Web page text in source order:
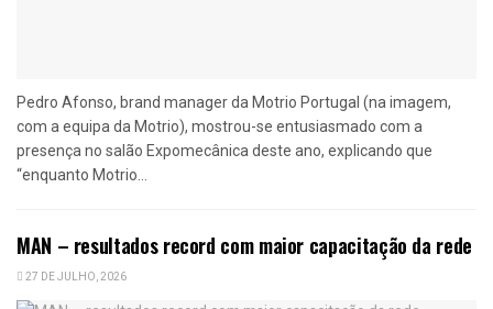
Pedro Afonso, brand manager da Motrio Portugal (na imagem,
com a equipa da Motrio), mostrou-se entusiasmado com a
presença no salão Expomecânica deste ano, explicando que
“enquanto Motrio...
MAN – resultados record com maior capacitação da rede
27 DE JULHO, 2026